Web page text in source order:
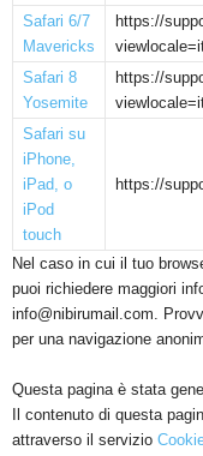
Safari 6/7
Mavericks
https://
Safari 8
Yosemite
https://
Safari su
iPhone,
iPad, o
iPod
touch
https://
Nel caso in cui il tuo
puoi richiedere maggiori
info@nibirumail.com.
per una navigazione
Questa pagina è stata
Il contenuto di questa
attraverso il servizio